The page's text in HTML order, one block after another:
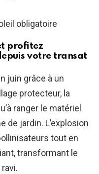
obligatoire
profitez
votre transat
juin grâce à un
protecteur, la
ranger le matériel
de jardin. L’explosion
tout en
transformant le